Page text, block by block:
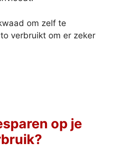
om zelf te
verbruikt om er zeker
op je